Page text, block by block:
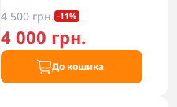
4 500 грн. -11%
4 000 грн.
До кошика